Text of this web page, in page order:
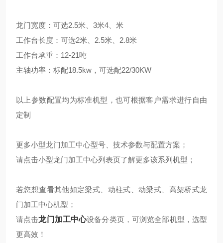
龙门宽度：可选2.5米、3米4、米
工作台长度：可选2米、2.5米、2.8米
工作台承重：12-21吨
主轴功率：标配18.5kw，可选配22/30KW
以上参数配置均为标准机型，也可根据客户需求进行自由
定制
更多小型龙门加工中心型号、技术参数与配置方案；
请点击小型龙门加工中心列表页了解更多该系列机型；
若您想查看其他如定梁式、动柱式、动梁式、高架桥式龙
门加工中心机型；
请点击龙门加工中心设备分类页，可浏览全部机型，选型
更高效！